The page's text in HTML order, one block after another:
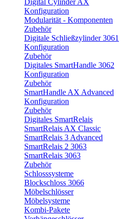
Konfiguration
Modularität - Komponenten
Zubehör
Digitale Schließzylinder 3061
Konfiguration
Zubehör
Digitales SmartHandle 3062
Konfiguration
Zubehör
SmartHandle AX Advanced
Konfiguration
Zubehör
Digitales SmartRelais
SmartRelais AX Classic
SmartRelais 3 Advanced
SmartRelais 2 3063
SmartRelais 3063
Zubehör
Schlosssysteme
Blockschloss 3066
Möbelschlösser
Möbelsysteme
Kombi-Pakete